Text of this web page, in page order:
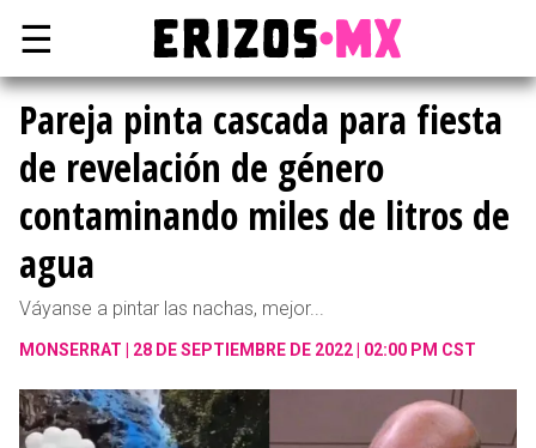
☰
Pareja pinta cascada para fiesta
de revelación de género
contaminando miles de litros de
agua
Váyanse a pintar las nachas, mejor...
MONSERRAT 28 DE SEPTIEMBRE DE 2022 | 02:00 PM CST